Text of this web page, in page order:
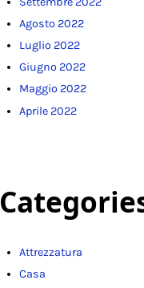
Agosto 2022
Luglio 2022
Giugno 2022
Maggio 2022
Aprile 2022
Attrezzatura
Casa